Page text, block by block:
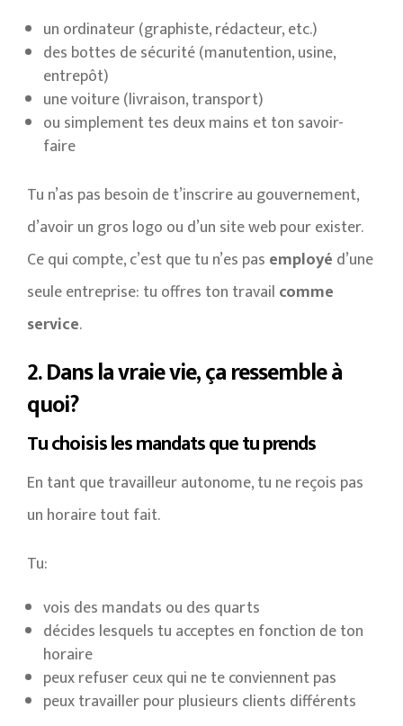
un ordinateur (graphiste, rédacteur, etc.)
des bottes de sécurité (manutention, usine,
entrepôt)
une voiture (livraison, transport)
ou simplement tes deux mains et ton savoir-
faire
Tu n’as pas besoin de t’inscrire au gouvernement,
d’avoir un gros logo ou d’un site web pour exister.
Ce qui compte, c’est que tu n’es pas employé d’une
seule entreprise: tu offres ton travail comme
service.
2. Dans la vraie vie, ça ressemble à
quoi?
Tu choisis les mandats que tu prends
En tant que travailleur autonome, tu ne reçois pas
un horaire tout fait.
Tu:
vois des mandats ou des quarts
décides lesquels tu acceptes en fonction de ton
horaire
peux refuser ceux qui ne te conviennent pas
peux travailler pour plusieurs clients différents